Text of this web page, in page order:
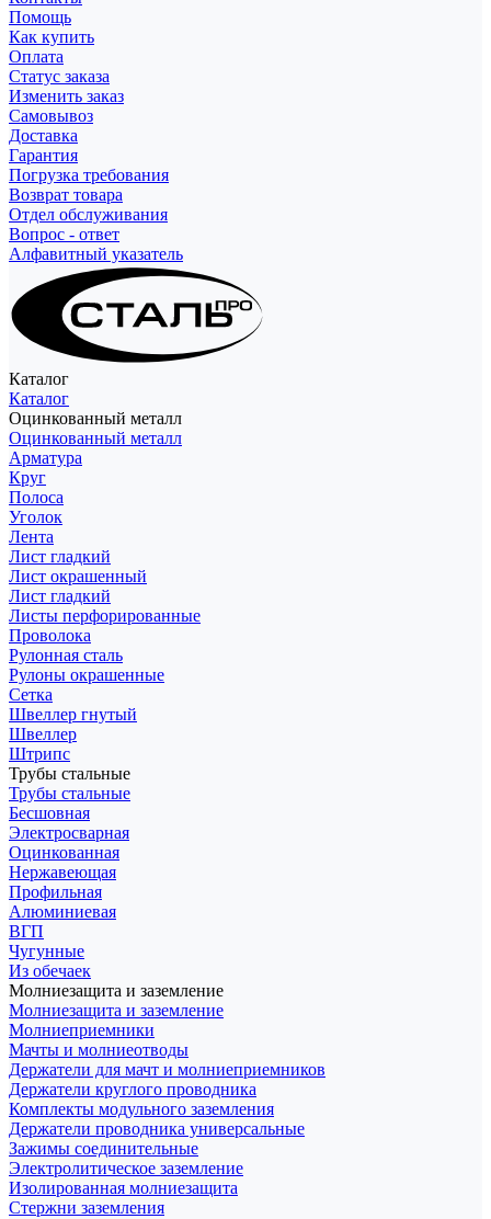
Помощь
Как купить
Оплата
Статус заказа
Изменить заказ
Самовывоз
Доставка
Гарантия
Погрузка требования
Возврат товара
Отдел обслуживания
Вопрос - ответ
Алфавитный указатель
Каталог
Каталог
Оцинкованный металл
Оцинкованный металл
Арматура
Круг
Полоса
Уголок
Лента
Лист гладкий
Лист окрашенный
Лист гладкий
Листы перфорированные
Проволока
Рулонная сталь
Рулоны окрашенные
Сетка
Швеллер гнутый
Швеллер
Штрипс
Трубы стальные
Трубы стальные
Бесшовная
Электросварная
Оцинкованная
Нержавеющая
Профильная
Алюминиевая
ВГП
Чугунные
Из обечаек
Молниезащита и заземление
Молниезащита и заземление
Молниеприемники
Мачты и молниеотводы
Держатели для мачт и молниеприемников
Держатели круглого проводника
Комплекты модульного заземления
Держатели проводника универсальные
Зажимы соединительные
Электролитическое заземление
Изолированная молниезащита
Стержни заземления